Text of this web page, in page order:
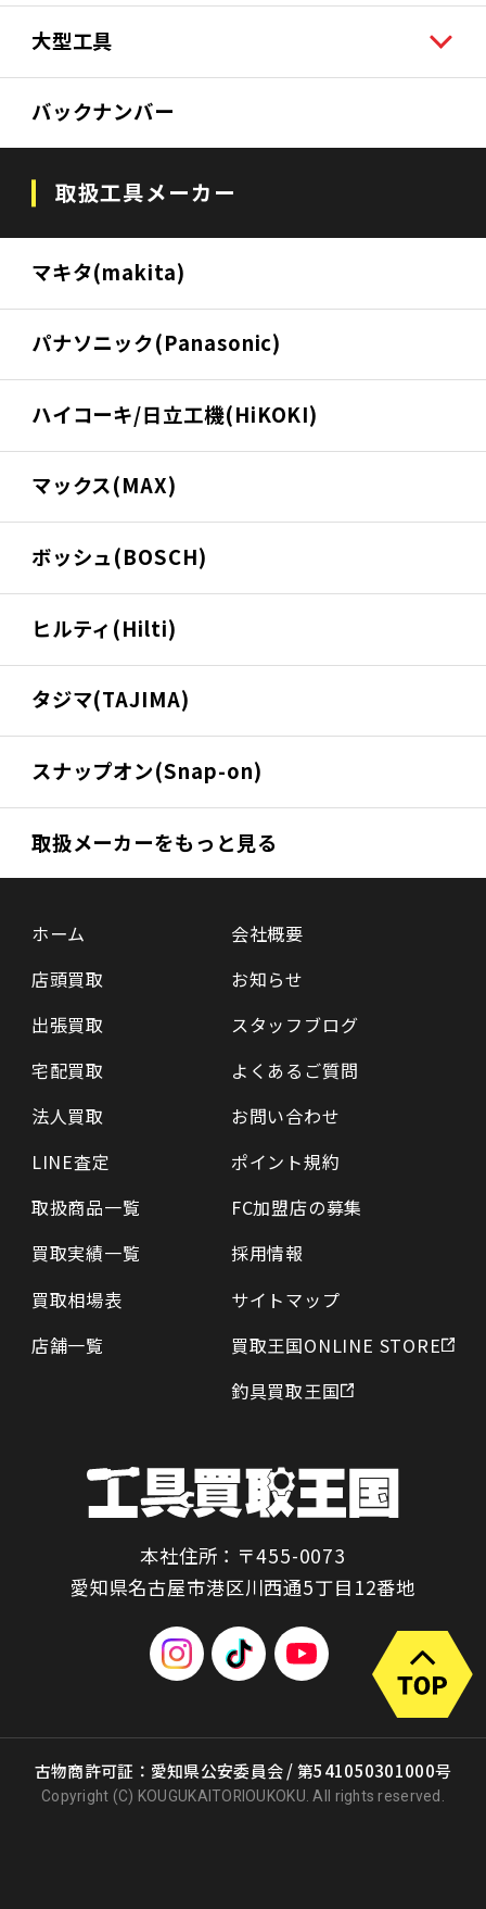
大型工具
バックナンバー
取扱工具メーカー
マキタ(makita)
パナソニック(Panasonic)
ハイコーキ/日立工機(HiKOKI)
マックス(MAX)
ボッシュ(BOSCH)
ヒルティ(Hilti)
タジマ(TAJIMA)
スナップオン(Snap-on)
取扱メーカーをもっと見る
ホーム
店頭買取
出張買取
宅配買取
法人買取
LINE査定
取扱商品一覧
買取実績一覧
買取相場表
店舗一覧
会社概要
お知らせ
スタッフブログ
よくあるご質問
お問い合わせ
ポイント規約
FC加盟店の募集
採用情報
サイトマップ
買取王国ONLINE STORE
釣具買取王国
本社住所：〒455-0073
愛知県名古屋市港区川西通5丁目12番地
古物商許可証：愛知県公安委員会 / 第541050301000号
Copyright (C) KOUGUKAITORIOUKOKU. All rights reserved.